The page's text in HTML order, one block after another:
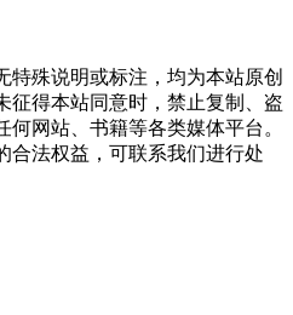
特殊说明或标注，均为本站原创
征得本站同意时，禁止复制、盗
网站、书籍等各类媒体平台。
合法权益，可联系我们进行处